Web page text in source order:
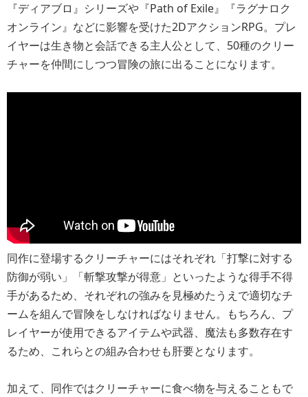
『ディアブロ』シリーズや『Path of Exile』『ラグナロク
オンライン』などに影響を受けた2DアクションRPG。プレ
イヤーは生き物と会話できる主人公として、50種のクリー
チャーを仲間にしつつ冒険の旅に出ることになります。
同作に登場するクリーチャーにはそれぞれ「打撃に対する
防御が弱い」「斬撃攻撃が得意」といったような得手不得
手があるため、それぞれの強みを見極めたうえで適切なチ
ームを組んで冒険をしなければなりません。もちろん、プ
レイヤーが使用できるアイテムや武器、魔法も多数存在す
るため、これらとの組み合わせも肝要となります。
加えて、同作ではクリーチャーに食べ物を与えることもで